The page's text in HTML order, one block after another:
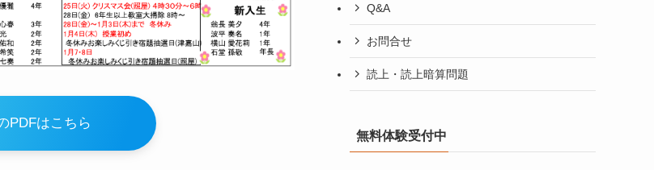
PDFはこちら
Q&A
お問合せ
読上・読上暗算問題
無料体験受付中